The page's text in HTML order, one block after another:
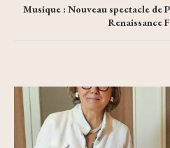
Musique : Nouveau spectacle de
Renaissance